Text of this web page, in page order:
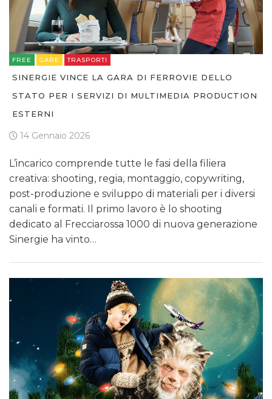
FREE GARE TRASPORTI
SINERGIE VINCE LA GARA DI FERROVIE DELLO
STATO PER I SERVIZI DI MULTIMEDIA PRODUCTION
ESTERNI
14 Gennaio 2026
L’incarico comprende tutte le fasi della filiera
creativa: shooting, regia, montaggio, copywriting,
post-produzione e sviluppo di materiali per i diversi
canali e formati. Il primo lavoro è lo shooting
dedicato al Frecciarossa 1000 di nuova generazione
Sinergie ha vinto…